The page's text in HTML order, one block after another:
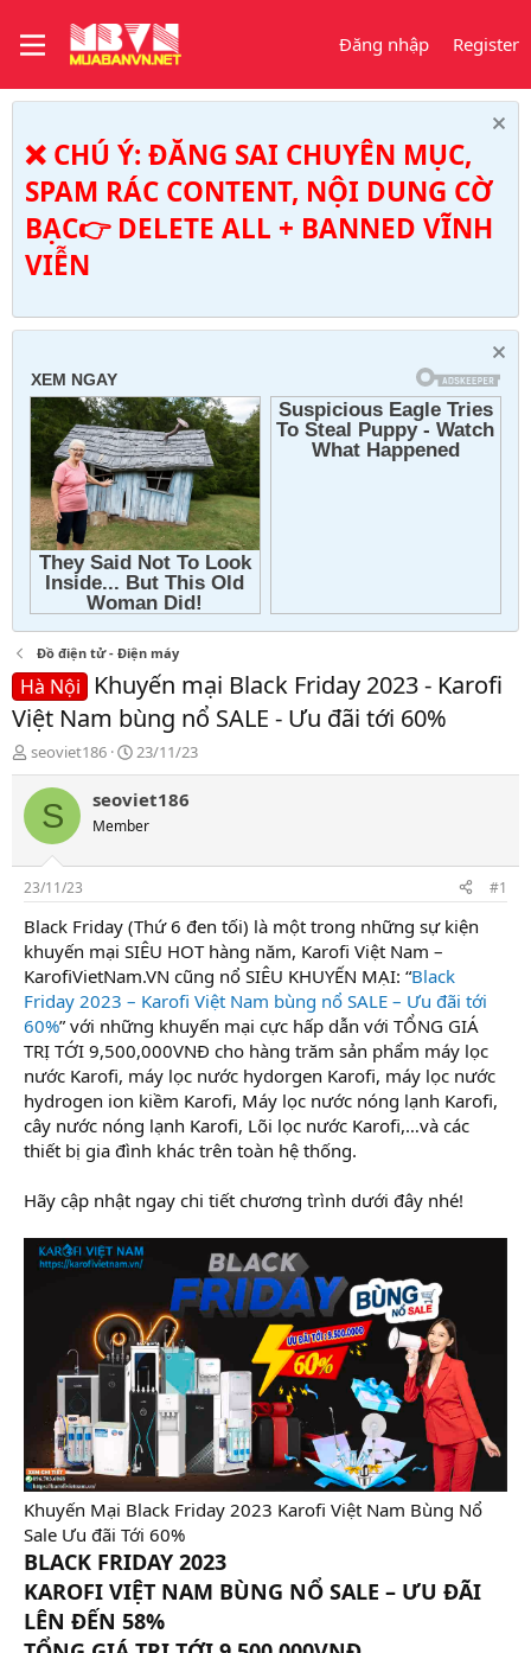
Đăng nhập Register
❌ CHÚ Ý: ĐĂNG SAI CHUYÊN MỤC,
SPAM RÁC CONTENT, NỘI DUNG CỜ
BẠC👉 DELETE ALL + BANNED VĨNH
VIỄN
Đồ điện tử - Điện máy
Hà Nội
Khuyến mại Black Friday 2023 - Karofi
Việt Nam bùng nổ SALE - Ưu đãi tới 60%
T
h
r
a
s
t
a
r
t
e
r
seoviet186
N
g
à
g
23/11/23
S seoviet186
Member
23/11/23 #1
Black Friday (Thứ 6 đen tối) là một trong những sự kiện
khuyến mại SIÊU HOT hàng năm, Karofi Việt Nam –
KarofiVietNam.VN cũng nổ SIÊU KHUYẾN MẠI: “Black
Friday 2023 – Karofi Việt Nam bùng nổ SALE – Ưu đãi tới
60%” với những khuyến mại cực hấp dẫn với TỔNG GIÁ
TRỊ TỚI 9,500,000VNĐ cho hàng trăm sản phẩm máy lọc
nước Karofi, máy lọc nước hydorgen Karofi, máy lọc nước
hydrogen ion kiềm Karofi, Máy lọc nước nóng lạnh Karofi,
cây nước nóng lạnh Karofi, Lõi lọc nước Karofi,…và các
thiết bị gia đình khác trên toàn hệ thống.
Hãy cập nhật ngay chi tiết chương trình dưới đây nhé!
Khuyến Mại Black Friday 2023 Karofi Việt Nam Bùng Nổ
Sale Ưu đãi Tới 60%
BLACK FRIDAY 2023
KAROFI VIỆT NAM BÙNG NỔ SALE – ƯU ĐÃI
LÊN ĐẾN 58%